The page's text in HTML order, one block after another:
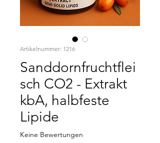
Artikelnummer: 1216
Sanddornfruchtflei
sch CO2 - Extrakt
kbA, halbfeste
Lipide
Keine Bewertungen